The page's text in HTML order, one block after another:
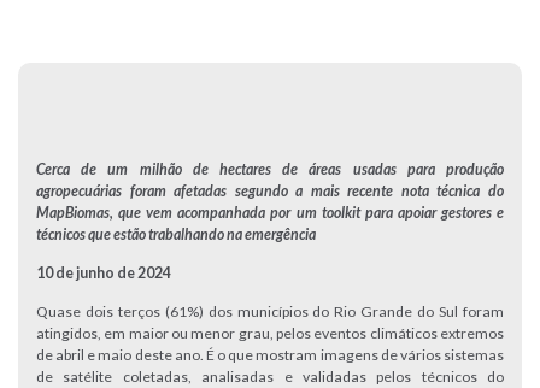
Cerca de um milhão de hectares de áreas usadas para produção
agropecuárias foram afetadas segundo a mais recente nota técnica do
MapBiomas, que vem acompanhada por um toolkit para apoiar gestores e
técnicos que estão trabalhando na emergência
10 de junho de 2024
Quase dois terços (61%) dos municípios do Rio Grande do Sul foram
atingidos, em maior ou menor grau, pelos eventos climáticos extremos
de abril e maio deste ano. É o que mostram imagens de vários sistemas
de satélite coletadas, analisadas e validadas pelos técnicos do